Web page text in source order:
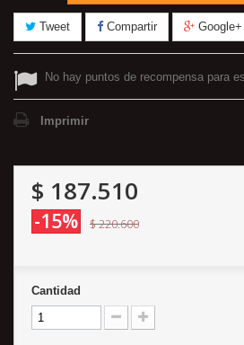
Tweet Compartir Google+
No hay puntos de recompensa para
Imprimir
$ 187.510
-15% $ 220.600
Cantidad